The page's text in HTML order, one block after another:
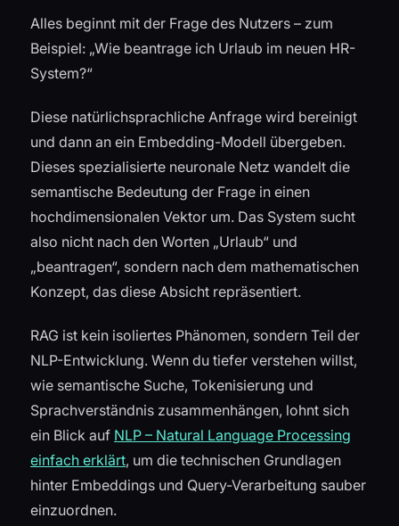
Alles beginnt mit der Frage des Nutzers – zum
Beispiel: „Wie beantrage ich Urlaub im neuen HR-
System?“
Diese natürlichsprachliche Anfrage wird bereinigt
und dann an ein Embedding-Modell übergeben.
Dieses spezialisierte neuronale Netz wandelt die
semantische Bedeutung der Frage in einen
hochdimensionalen Vektor um. Das System sucht
also nicht nach den Worten „Urlaub“ und
„beantragen“, sondern nach dem mathematischen
Konzept, das diese Absicht repräsentiert.
RAG ist kein isoliertes Phänomen, sondern Teil der
NLP-Entwicklung. Wenn du tiefer verstehen willst,
wie semantische Suche, Tokenisierung und
Sprachverständnis zusammenhängen, lohnt sich
ein Blick auf NLP – Natural Language Processing
einfach erklärt, um die technischen Grundlagen
hinter Embeddings und Query-Verarbeitung sauber
einzuordnen.